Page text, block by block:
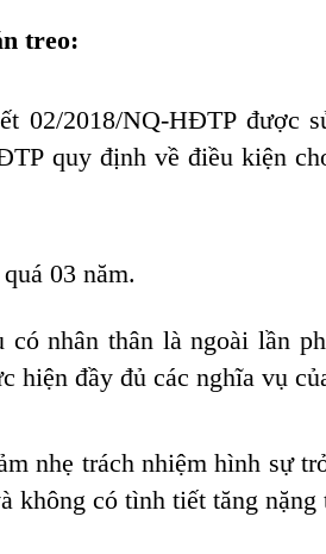
treo:
02/2018/NQ-HĐTPđược
quy định về điều kiện
03 năm.
nhân thân là ngoài lần
hiện đầy đủ các nghĩa vụ
nhẹ trách nhiệm hình sự
không có tình tiết tăng